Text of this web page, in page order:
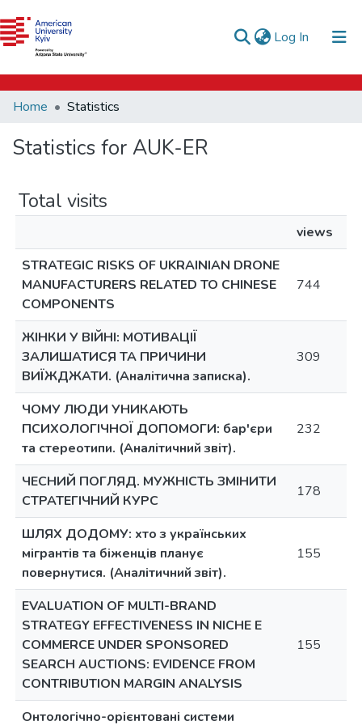
Log In (current)
Communities & Collections
e-catalog
AUK Library
Home Statistics
Statistics for AUK-ER
Total visits
views
STRATEGIC RISKS OF UKRAINIAN DRONE
MANUFACTURERS RELATED TO CHINESE
COMPONENTS
744
ЖІНКИ У ВІЙНІ: МОТИВАЦІЇ
ЗАЛИШАТИСЯ ТА ПРИЧИНИ
ВИЇЖДЖАТИ. (Аналітична записка).
309
ЧОМУ ЛЮДИ УНИКАЮТЬ
ПСИХОЛОГІЧНОЇ ДОПОМОГИ: бар'єри
та стереотипи. (Аналітичний звіт).
232
ЧЕСНИЙ ПОГЛЯД. МУЖНІСТЬ ЗМІНИТИ
СТРАТЕГІЧНИЙ КУРС
178
ШЛЯХ ДОДОМУ: хто з українських
мігрантів та біженців планує
повернутися. (Аналітичний звіт).
155
EVALUATION OF MULTI-BRAND
STRATEGY EFFECTIVENESS IN NICHE E
COMMERCE UNDER SPONSORED
SEARCH AUCTIONS: EVIDENCE FROM
CONTRIBUTION MARGIN ANALYSIS
155
Онтологічно-орієнтовані системи